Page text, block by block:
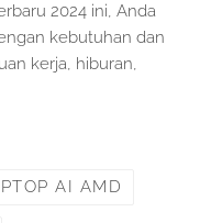
2024 ini, Anda
kebutuhan dan
kerja, hiburan,
AI AMD